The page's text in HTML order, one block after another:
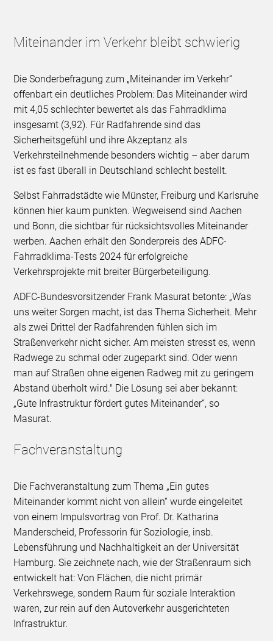
Miteinander im Verkehr bleibt schwierig
Die Sonderbefragung zum „Miteinander im Verkehr“
offenbart ein deutliches Problem: Das Miteinander wird
mit 4,05 schlechter bewertet als das Fahrradklima
insgesamt (3,92). Für Radfahrende sind das
Sicherheitsgefühl und ihre Akzeptanz als
Verkehrsteilnehmende besonders wichtig – aber darum
ist es fast überall in Deutschland schlecht bestellt.
Selbst Fahrradstädte wie Münster, Freiburg und Karlsruhe
können hier kaum punkten. Wegweisend sind Aachen
und Bonn, die sichtbar für rücksichtsvolles Miteinander
werben. Aachen erhält den Sonderpreis des ADFC-
Fahrradklima-Tests 2024 für erfolgreiche
Verkehrsprojekte mit breiter Bürgerbeteiligung.
ADFC-Bundesvorsitzender Frank Masurat betonte: „Was
uns weiter Sorgen macht, ist das Thema Sicherheit. Mehr
als zwei Drittel der Radfahrenden fühlen sich im
Straßenverkehr nicht sicher. Am meisten stresst es, wenn
Radwege zu schmal oder zugeparkt sind. Oder wenn
man auf Straßen ohne eigenen Radweg mit zu geringem
Abstand überholt wird." Die Lösung sei aber bekannt:
„Gute Infrastruktur fördert gutes Miteinander“, so
Masurat.
Fachveranstaltung
Die Fachveranstaltung zum Thema „Ein gutes
Miteinander kommt nicht von allein“ wurde eingeleitet
von einem Impulsvortrag von Prof. Dr. Katharina
Manderscheid, Professorin für Soziologie, insb.
Lebensführung und Nachhaltigkeit an der Universität
Hamburg. Sie zeichnete nach, wie der Straßenraum sich
entwickelt hat: Von Flächen, die nicht primär
Verkehrswege, sondern Raum für soziale Interaktion
waren, zur rein auf den Autoverkehr ausgerichteten
Infrastruktur.